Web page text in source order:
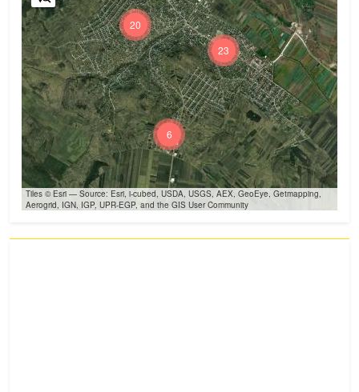
23
20
6
Tiles © Esri — Source: Esri, i-cubed, USDA, USGS, AEX, GeoEye, Getmapping,
Aerogrid, IGN, IGP, UPR-EGP, and the GIS User Community